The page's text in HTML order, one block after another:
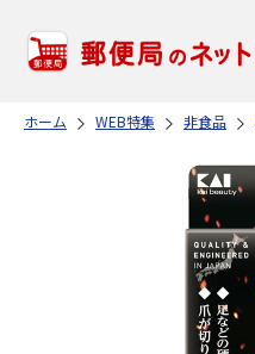
ホーム WEB特集 非食品